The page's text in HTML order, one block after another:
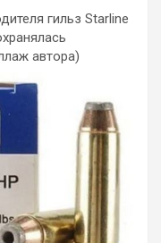
гильз Starline
автора)